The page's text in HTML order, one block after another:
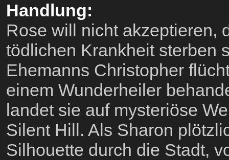
Handlung:
Rose will nicht akzeptieren,
tödlichen Krankheit sterben
Ehemanns Christopher
einem Wunderheiler
landet sie auf mysteriöse
Silent Hill. Als Sharon
Silhouette durch die Stadt,